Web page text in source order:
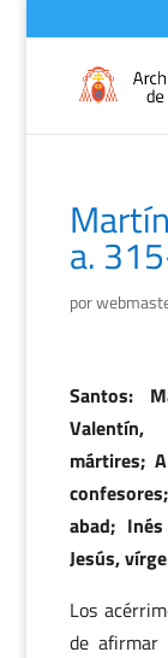
a.
por
Santos:
Valentín,
mártires;
abad;
Jesús,
Los
de